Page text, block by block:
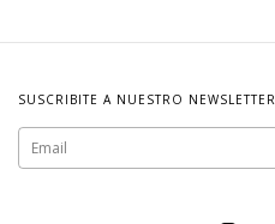
SUSCRIBITE A NUESTRO NEWSLETTER